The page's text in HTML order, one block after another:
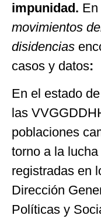
impunidad.
movimientos
disidencias
casos y datos:
En el estado
las
poblaciones
torno a la
registradas en
Dirección
Políticas y